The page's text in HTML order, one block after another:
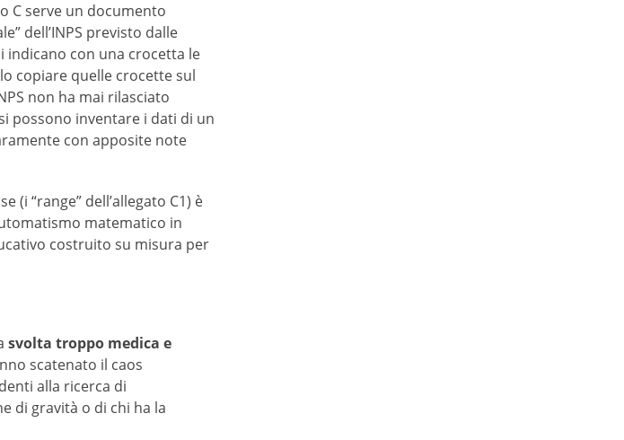
C serve un documento
dell’INPS previsto dalle
indicano con una crocetta le
copiare quelle crocette sul
non ha mai rilasciato
possono inventare i dati di un
con apposite note
“range” dell’allegato C1) è
matematico in
costruito su misura per
svolta troppo medica e
scatenato il caos
alla ricerca di
di gravità o di chi ha la